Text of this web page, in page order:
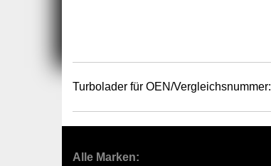
Turbolader für OEN/Vergleichsnummer:
Alle Marken: